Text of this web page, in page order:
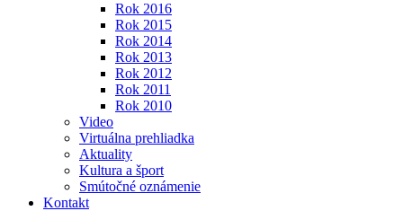
Rok 2016
Rok 2015
Rok 2014
Rok 2013
Rok 2012
Rok 2011
Rok 2010
Video
Virtuálna prehliadka
Aktuality
Kultura a šport
Smútočné oznámenie
Kontakt